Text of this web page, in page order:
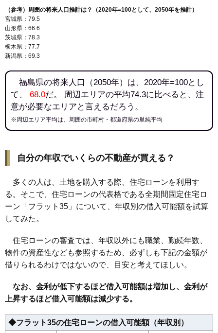
（参考）周囲の将来人口推計は？（2020年=100として、2050年を推計）
宮城県：79.5
山形県：66.6
茨城県：78.3
栃木県：77.7
新潟県：69.3
福島県の将来人口（2050年）は、2020年=100とし
て、 68.0だ。 周辺エリアの平均74.3に比べると、注
意が必要なエリアと言えるだろう。
※周辺エリア平均は、周囲の市町村・都道府県の単純平均
自分の年収でいくらの不動産が買える？
多くの人は、土地を購入する際、住宅ローンを利用す
る。そこで、住宅ローンの代表格である全期間固定住宅ロ
ーン「フラット35」について、年収別の借入可能額を試算
してみた。
住宅ローンの審査では、年収以外にも職業、勤続年数、
物件の資産性なども参照するため、必ずしも下記の金額が
借りられるわけではないので、目安と考えてほしい。
なお、金利が低下するほど借入可能額は増加し、金利が
上昇するほど借入可能額は減少する。
◆フラット35の住宅ローンの借入可能額（年収別）